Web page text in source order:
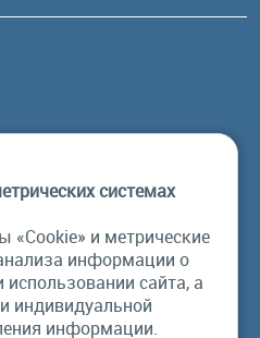
84/32, корп 1системах
и метрические
информации о
сайта, а
индивидуальной
информации.